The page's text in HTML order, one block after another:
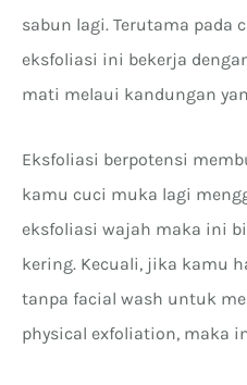
sabun lagi. Terutama pada
eksfoliasi ini bekerja
mati melaui kandungan
Eksfoliasi berpotensi
kamu cuci muka lagi
eksfoliasi wajah maka ini
kering. Kecuali, jika kamu
tanpa facial wash untuk
physical exfoliation, maka